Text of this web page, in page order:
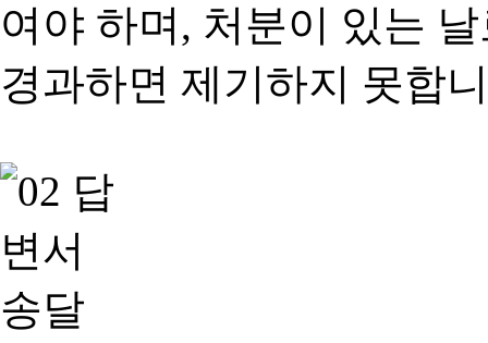
여야 하며, 처분이 있는
경과하면 제기하지 못합